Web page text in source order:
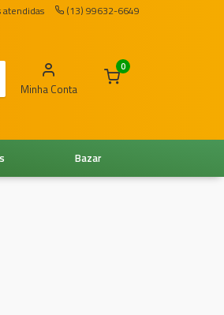
atendidas (13) 99632-6649
Minha Conta
0
Bazar